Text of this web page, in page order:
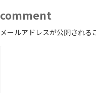
comment
メールアドレスが公開される